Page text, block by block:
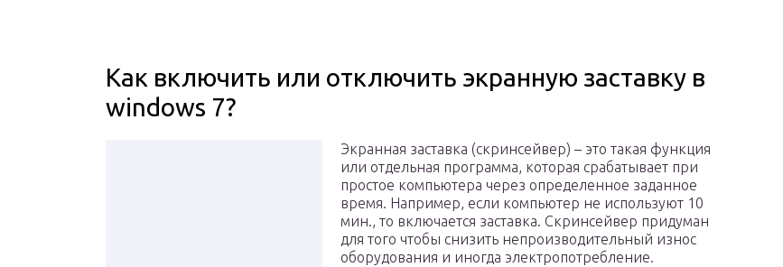
Как включить или отключить экранную заставку в
windows 7?
Экранная заставка (скринсейвер) – это такая функция
или отдельная программа, которая срабатывает при
простое компьютера через определенное заданное
время. Например, если компьютер не используют 10
мин., то включается заставка. Скринсейвер придуман
для того чтобы снизить непроизводительный износ
оборудования и иногда электропотребление.